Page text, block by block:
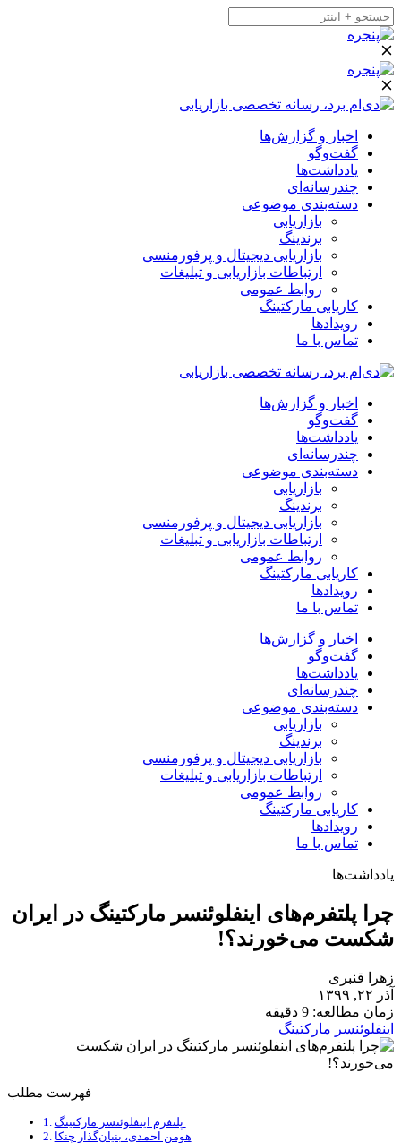
اخبار و گزارش‌ها
گفت‌وگو
یادداشت‌ها
چندرسانه‌ای
دسته‌بندی موضوعی
بازاریابی
برندینگ
بازاریابی دیجیتال و پرفورمنسی
ارتباطات بازاریابی و تبلیغات
روابط عمومی
کاریابی مارکتینگ
رویدادها
تماس با ما
اخبار و گزارش‌ها
گفت‌وگو
یادداشت‌ها
چندرسانه‌ای
دسته‌بندی موضوعی
بازاریابی
برندینگ
بازاریابی دیجیتال و پرفورمنسی
ارتباطات بازاریابی و تبلیغات
روابط عمومی
کاریابی مارکتینگ
رویدادها
تماس با ما
اخبار و گزارش‌ها
گفت‌وگو
یادداشت‌ها
چندرسانه‌ای
دسته‌بندی موضوعی
بازاریابی
برندینگ
بازاریابی دیجیتال و پرفورمنسی
ارتباطات بازاریابی و تبلیغات
روابط عمومی
کاریابی مارکتینگ
رویدادها
تماس با ما
یادداشت‌ها
چرا پلتفرم‌های اینفلوئنسر مارکتینگ در ایران
شکست می‌خورند؟!
زهرا قنبری
آذر ۲۲, ۱۳۹۹
زمان مطالعه: 9 دقیقه
اینفلوئنسر مارکتینگ
فهرست مطلب
هومن احمدی، بنیان‌گذار چنکا